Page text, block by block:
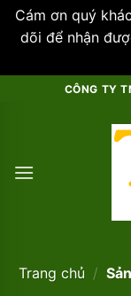
Cám ơn quý
dõi để nhận
CÔNG TY
Trang chủ /